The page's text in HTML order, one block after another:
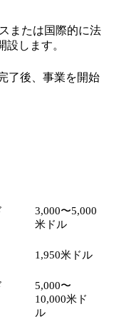
または国際的に法
設します。
了後、事業を開始
3,000〜5,000
米ドル
1,950米ドル
5,000〜
10,000米ド
ル